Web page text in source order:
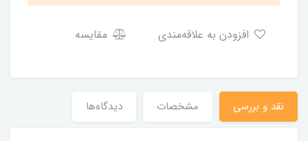
مقایسه
نقد و بررسی مشخصات دیدگاه‌ها